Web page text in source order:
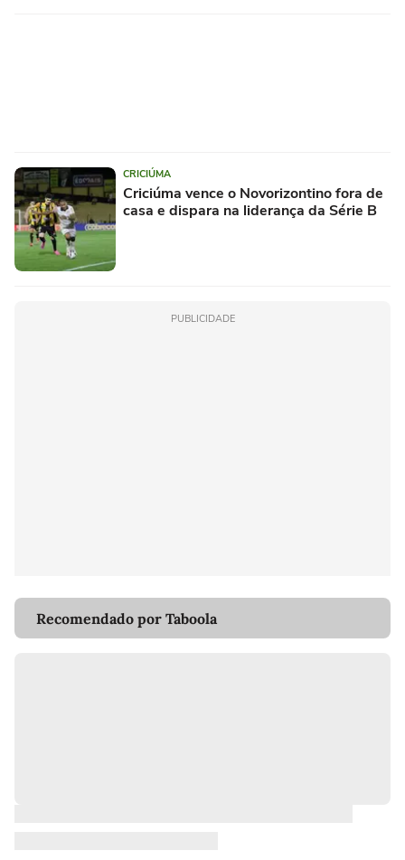
CRICIÚMA
Criciúma vence o Novorizontino fora de
casa e dispara na liderança da Série B
PUBLICIDADE
Recomendado por Taboola